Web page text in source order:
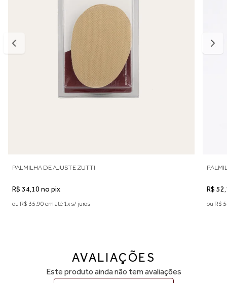
PALMILHA DE AJUSTE ZUTTI
R$ 34,10 no pix
ou R$ 35,90 em até 1x s/ juros
R$
ou R$
AVALIAÇÕES
Este produto ainda não tem avaliações